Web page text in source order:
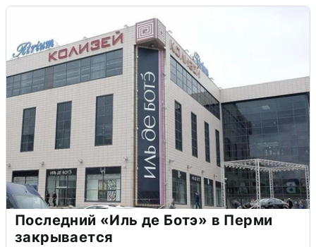
Последний «Иль де Ботэ» в Перми
закрывается